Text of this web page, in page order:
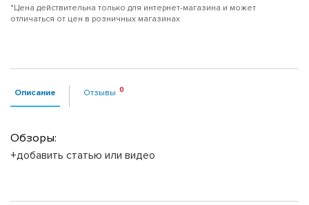
*Цена действительна только для интернет-магазина и может
отличаться от цен в розничных магазинах
Описание Отзывы
Обзоры:
+добавить статью или видео